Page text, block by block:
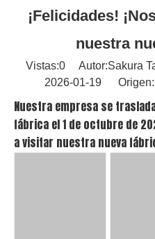
¡Felicidades!
nuestra
Vistas:0Autor:Sakura
2026-01-19 Origen:
Nuestra empresa se
fábrica el 1 de octubre de
a visitar nuestra nueva